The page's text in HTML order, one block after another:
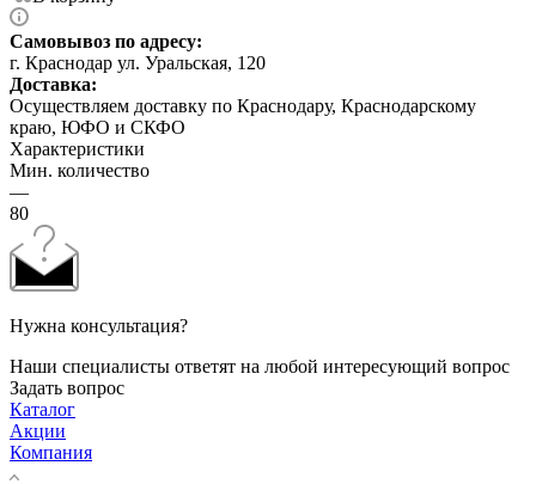
Самовывоз по адресу:
г. Краснодар ул. Уральская, 120
Доставка:
Осуществляем доставку по Краснодару, Краснодарскому
краю, ЮФО и СКФО
Характеристики
Мин. количество
—
80
Нужна консультация?
Наши специалисты ответят на любой интересующий вопрос
Задать вопрос
Каталог
Акции
Компания